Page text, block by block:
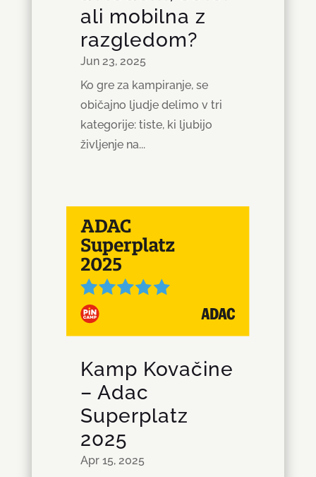
ali mobilna z
razgledom?
Jun 23, 2025
Ko gre za kampiranje, se
običajno ljudje delimo v tri
kategorije: tiste, ki ljubijo
življenje na...
Kamp Kovačine
– Adac
Superplatz
2025
Apr 15, 2025